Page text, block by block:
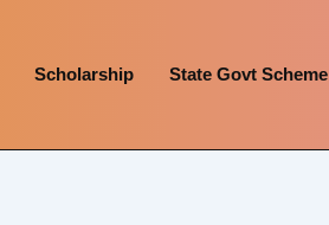
Scholarship State Govt Scheme